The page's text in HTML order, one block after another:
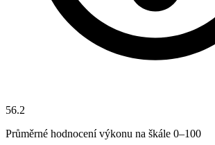
56.2
Průměrné hodnocení výkonu na škále 0–100